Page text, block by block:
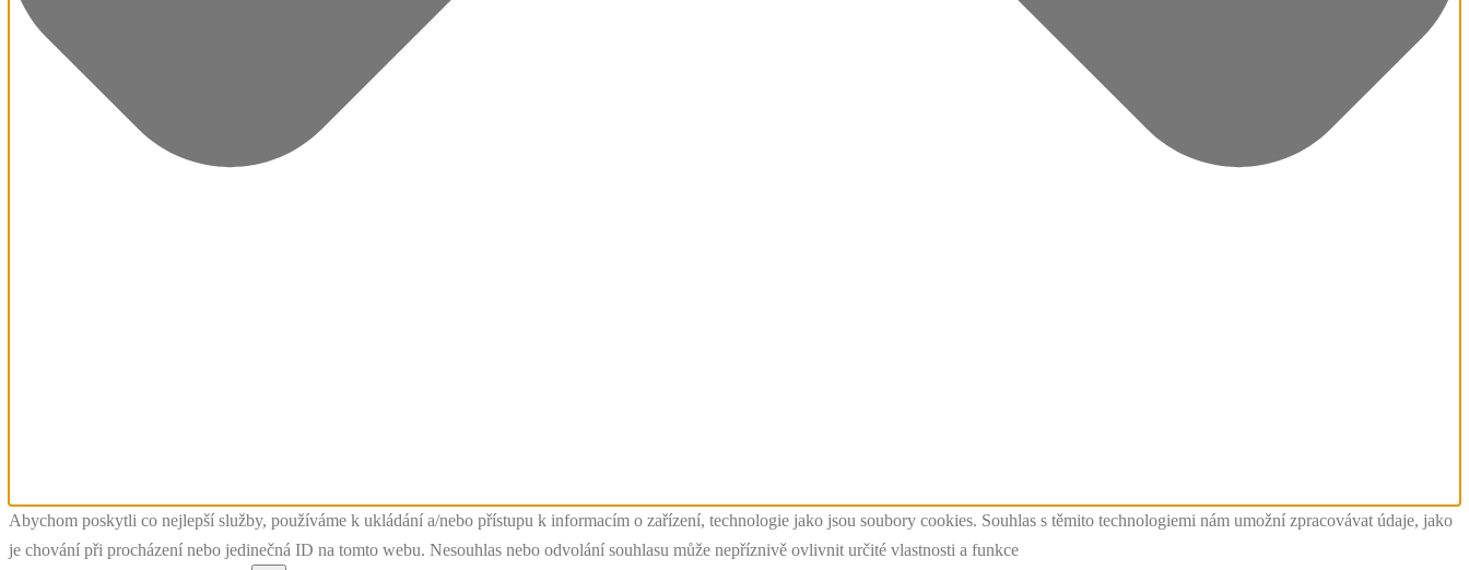
Abychom poskytli co nejlepší služby, používáme k ukládání a/nebo přístupu k informacím o zařízení, technologie jako jsou soubory cookies. Souhlas s těmito technologiemi nám umožní zpracovávat údaje, jako
je chování při procházení nebo jedinečná ID na tomto webu. Nesouhlas nebo odvolání souhlasu může nepříznivě ovlivnit určité vlastnosti a funkce